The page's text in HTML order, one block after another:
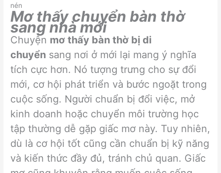
nén
Mơ thấy chuyển bàn thờ
sang nhà mới
Chuyện mơ thấy bàn thờ bị di
chuyển sang nơi ở mới lại mang ý nghĩa
tích cực hơn. Nó tượng trưng cho sự đổi
mới, cơ hội phát triển và bước ngoặt trong
cuộc sống. Người chuẩn bị đổi việc, mở
kinh doanh hoặc chuyển môi trường học
tập thường dễ gặp giấc mơ này. Tuy nhiên,
dù là cơ hội tốt cũng cần chuẩn bị kỹ năng
và kiến thức đầy đủ, tránh chủ quan. Giấc